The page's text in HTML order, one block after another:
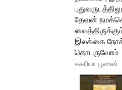
தேவன்
இலக்கை
தொடருவோம்
சகரியா பூணன்